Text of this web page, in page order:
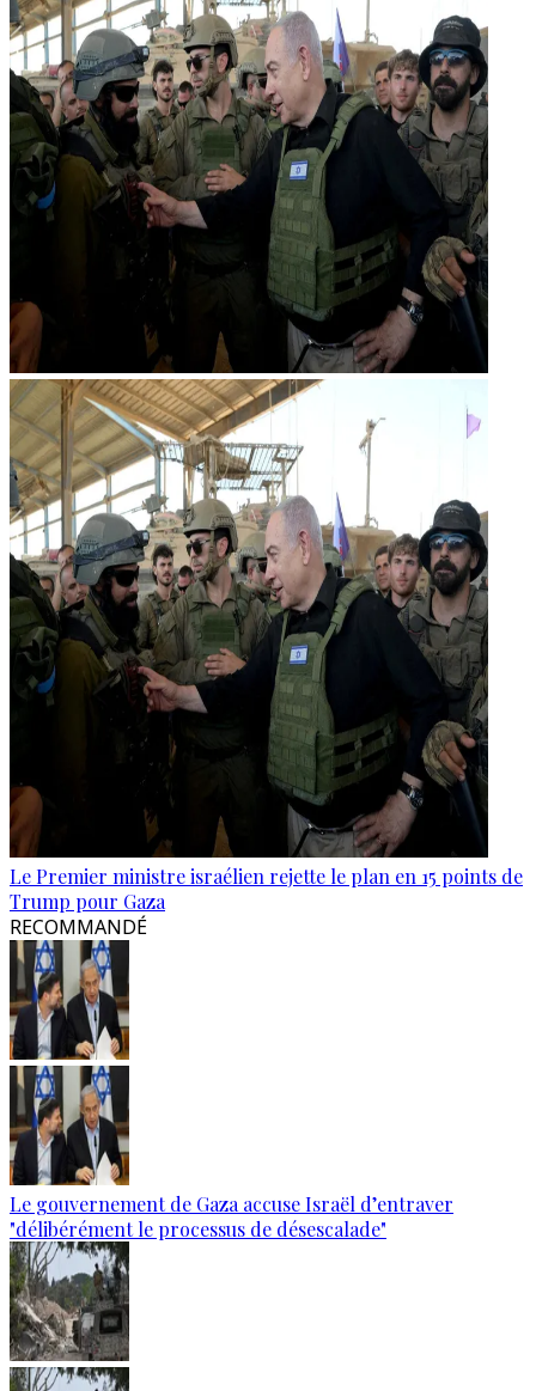
Le Premier ministre israélien rejette le plan en 15 points de
Trump pour Gaza
RECOMMANDÉ
Le gouvernement de Gaza accuse Israël d’entraver
"délibérément le processus de désescalade"